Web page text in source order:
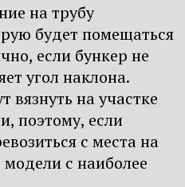
на трубу
будет помещаться
если бункер не
угол наклона.
вязнуть на участке
поэтому, если
с места на
с наиболее